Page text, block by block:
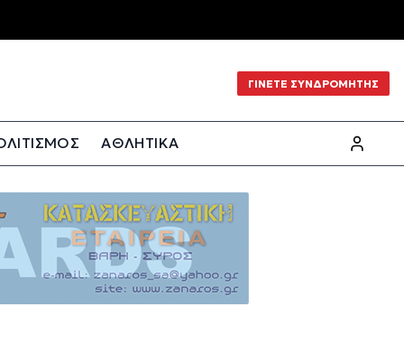
ΓΙΝΕΤΕ ΣΥΝΔΡΟΜΗΤΗΣ
ΑΘΛΗΤΙΚΑ